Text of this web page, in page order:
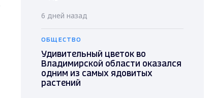
6 дней назад
ОБЩЕСТВО
Удивительный цветок во
Владимирской области оказался
одним из самых ядовитых
растений